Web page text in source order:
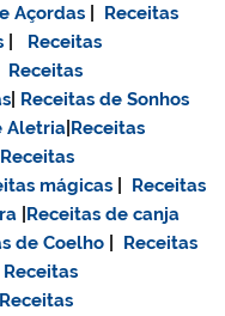
Açordas
Receitas
Receitas
Receitas
Receitas de Sonhos
Aletria Receitas
Receitas
mágicas
Receitas
Receitas de canja
de Coelho
Receitas
Receitas
Receitas